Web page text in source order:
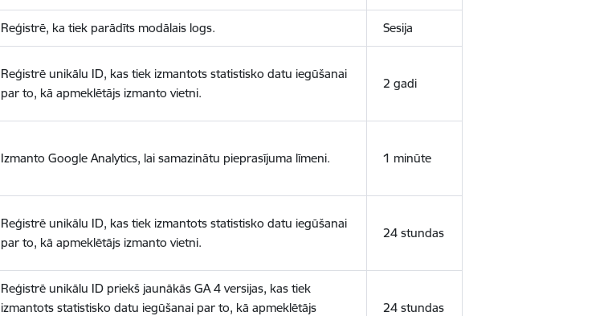
Reģistrē, ka tiek parādīts modālais logs. Sesija
Reģistrē unikālu ID, kas tiek izmantots statistisko datu iegūšanai
par to, kā apmeklētājs izmanto vietni.
2 gadi
Izmanto Google Analytics, lai samazinātu pieprasījuma līmeni. 1 minūte
Reģistrē unikālu ID, kas tiek izmantots statistisko datu iegūšanai
par to, kā apmeklētājs izmanto vietni.
24 stundas
Reģistrē unikālu ID priekš jaunākās GA 4 versijas, kas tiek
izmantots statistisko datu iegūšanai par to, kā apmeklētājs
24 stundas